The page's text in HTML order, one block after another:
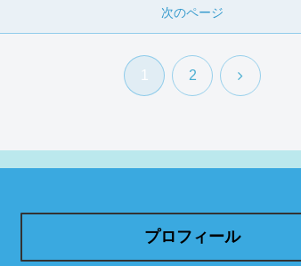
次のページ
1 2 次
プロフィール